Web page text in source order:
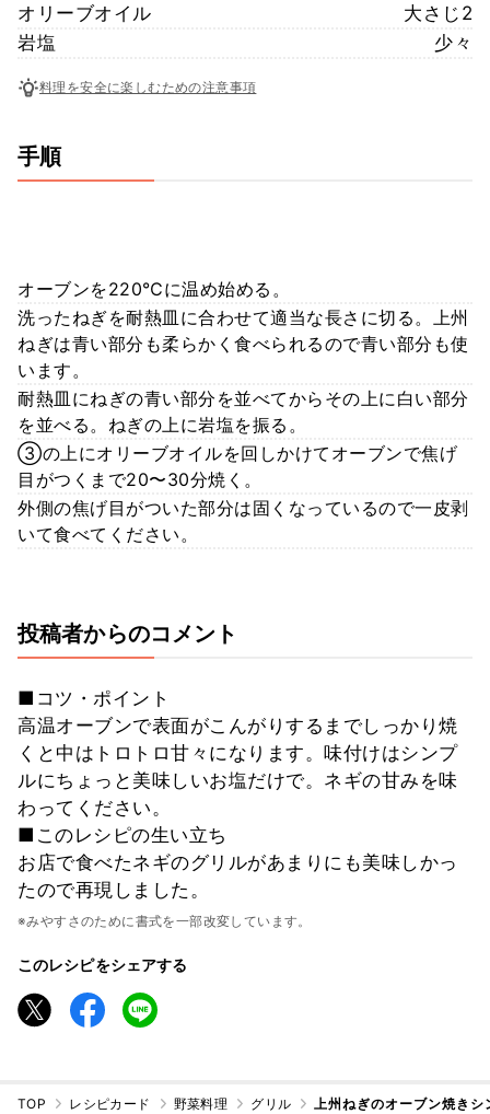
オリーブオイル
大さじ2
岩塩
少々
料理を安全に楽しむための注意事項
手順
オーブンを220℃に温め始める。
洗ったねぎを耐熱皿に合わせて適当な長さに切る。上州
ねぎは青い部分も柔らかく食べられるので青い部分も使
います。
耐熱皿にねぎの青い部分を並べてからその上に白い部分
を並べる。ねぎの上に岩塩を振る。
③の上にオリーブオイルを回しかけてオーブンで焦げ
目がつくまで20〜30分焼く。
外側の焦げ目がついた部分は固くなっているので一皮剥
いて食べてください。
投稿者からのコメント
■コツ・ポイント
高温オーブンで表面がこんがりするまでしっかり焼
くと中はトロトロ甘々になります。味付けはシンプ
ルにちょっと美味しいお塩だけで。ネギの甘みを味
わってください。
■このレシピの生い立ち
お店で食べたネギのグリルがあまりにも美味しかっ
たので再現しました。
※みやすさのために書式を一部改変しています。
このレシピをシェアする
TOP レシピカード 野菜料理 グリル 上州ねぎのオーブン焼き